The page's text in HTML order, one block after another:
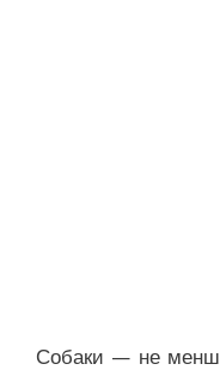
Собаки — не менш